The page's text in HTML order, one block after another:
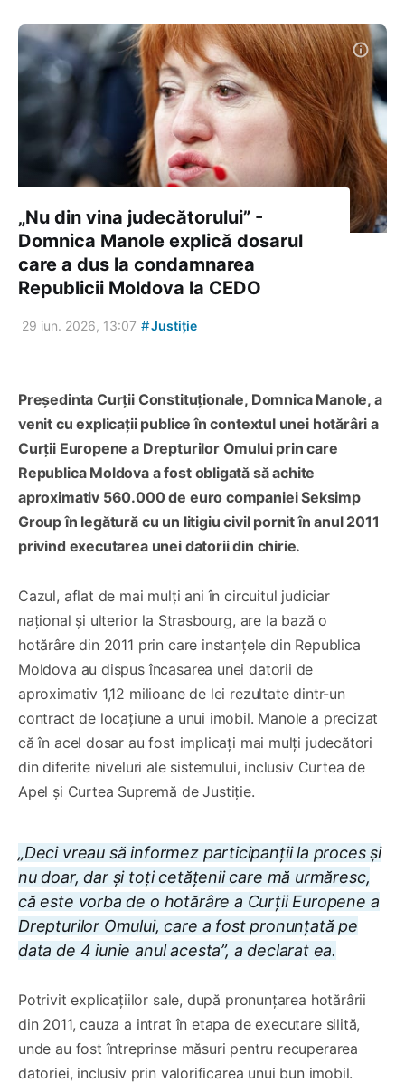
„Nu din vina judecătorului” -
Domnica Manole explică dosarul
care a dus la condamnarea
Republicii Moldova la CEDO
29 iun. 2026, 13:07 #Justiție
Președinta Curții Constituționale, Domnica Manole, a
venit cu explicații publice în contextul unei hotărâri a
Curții Europene a Drepturilor Omului prin care
Republica Moldova a fost obligată să achite
aproximativ 560.000 de euro companiei Seksimp
Group în legătură cu un litigiu civil pornit în anul 2011
privind executarea unei datorii din chirie.
Cazul, aflat de mai mulți ani în circuitul judiciar
național și ulterior la Strasbourg, are la bază o
hotărâre din 2011 prin care instanțele din Republica
Moldova au dispus încasarea unei datorii de
aproximativ 1,12 milioane de lei rezultate dintr-un
contract de locațiune a unui imobil. Manole a precizat
că în acel dosar au fost implicați mai mulți judecători
din diferite niveluri ale sistemului, inclusiv Curtea de
Apel și Curtea Supremă de Justiție.
„Deci vreau să informez participanții la proces și
nu doar, dar și toți cetățenii care mă urmăresc,
că este vorba de o hotărâre a Curții Europene a
Drepturilor Omului, care a fost pronunțată pe
data de 4 iunie anul acesta”, a declarat ea.
Potrivit explicațiilor sale, după pronunțarea hotărârii
din 2011, cauza a intrat în etapa de executare silită,
unde au fost întreprinse măsuri pentru recuperarea
datoriei, inclusiv prin valorificarea unui bun imobil.